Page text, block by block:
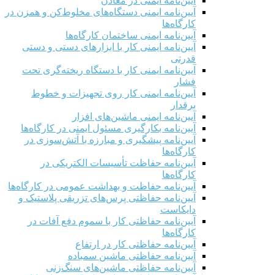
آیین‌نامه ایمنی دستگاه‌های مخلوط‌کن و همزن در
کارگاه‌ها
آیین‌نامه ایمنی ساختمان کارگاه‌ها
آیین‌نامه ایمنی کار با ابزارهای دستی و دستی
قدرتی
آیین‌نامه ایمنی کار با دستگاه ریخته‌گری تحت
فشار
آیین‌نامه ایمنی کار روی تجهیزات و خطوط
برقدار
آیین‌نامه ایمنی ماشین‌های افزار
آیین‌نامه بکارگیری مسئول ایمنی در کارگاه‌ها
آیین‌نامه پیشگیری و مبارزه با آتش‌سوزی در
کارگاه‌ها
آیین‌نامه حفاظت تأسیسات الکتریکی در
کارگاه‌ها
آیین‌نامه حفاظت و بهداشت عمومی در کارگاه‌ها
آیین‌نامه حفاظتی پرس‌های تزریقی پلاستیک و
دایکاست
آیین‌نامه حفاظتی کار با سموم دفع آفات در
کارگاه‌ها
آیین‌نامه حفاظتی کار در ارتفاع
آیین‌نامه حفاظتی ماشین سمباده
آیین‌نامه حفاظتی ماشین‌های سنگ‌زنی